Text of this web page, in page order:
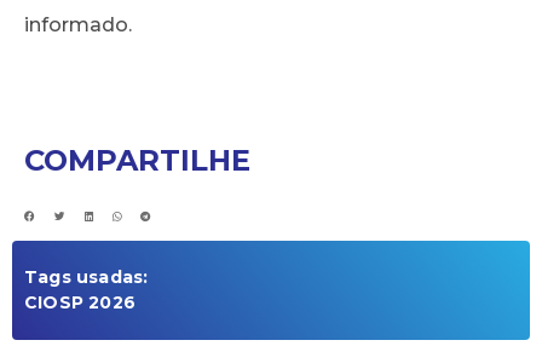
informado.
COMPARTILHE
Tags usadas:
CIOSP 2026